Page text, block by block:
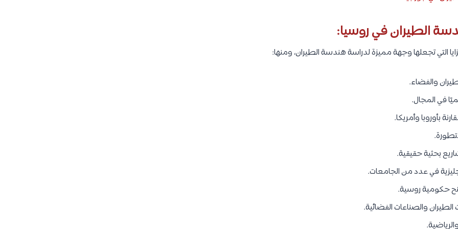
الطيران في روسيا:
التي تجعلها وجهة مميزة لدراسة هندسة الطيران، ومنها:
والفضاء.
في المجال.
بأوروبا وأمريكا.
بحثية حقيقية.
في عدد من الجامعات.
حكومية روسية.
والصناعات الفضائية.